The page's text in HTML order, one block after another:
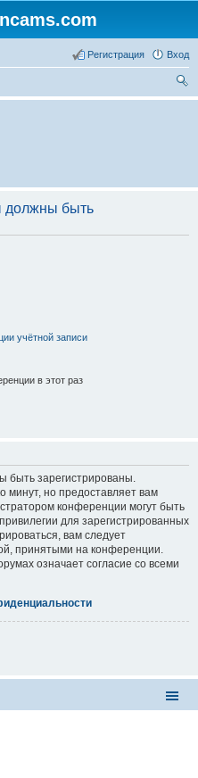
Вход
Регистрация
ои
должны быть
учётной записи
в этот раз
зарегистрированы.
минут, но предоставляет вам
конференции могут быть
для зарегистрированных
вам следует
принятыми на конференции.
означает согласие со всеми